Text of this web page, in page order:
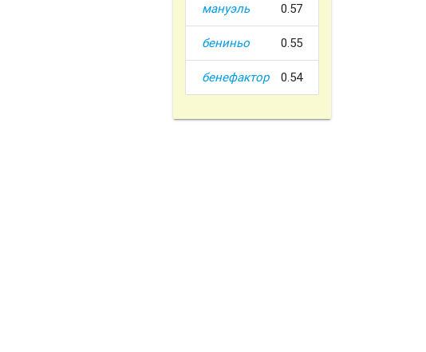
мануэль 0.57
бениньо 0.55
бенефактор 0.54